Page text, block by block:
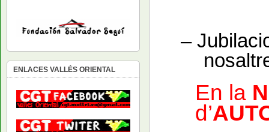
–
En la
d’
ENLACES VALLÉS ORIENTAL